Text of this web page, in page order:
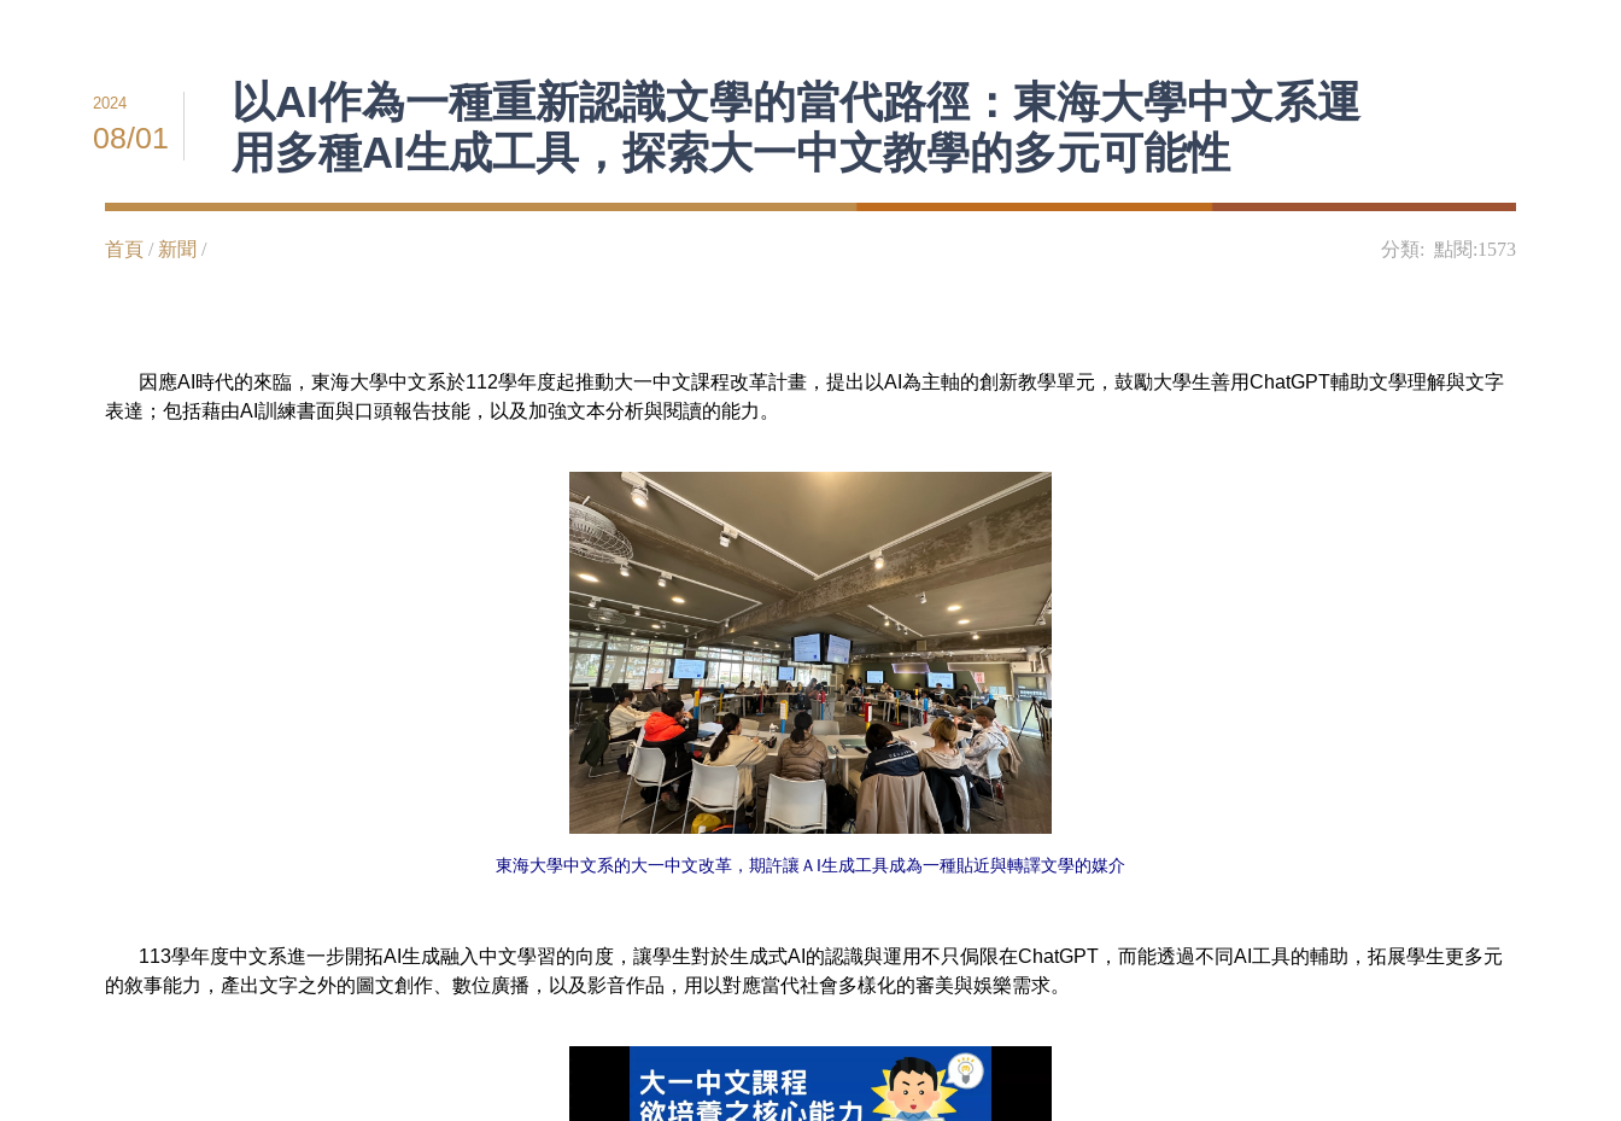
2024
08/01
以AI作為一種重新認識文學的當代路徑：東海大學中文系運
用多種AI生成工具，探索大一中文教學的多元可能性
首頁 / 新聞 / 分類: 點閱:1573
因應AI時代的來臨，東海大學中文系於112學年度起推動大一中文課程改革計畫，提出以AI為主軸的創新教學單元，鼓勵大學生善用ChatGPT輔助文學理解與文字
表達；包括藉由AI訓練書面與口頭報告技能，以及加強文本分析與閱讀的能力。
東海大學中文系的大一中文改革，期許讓ＡI生成工具成為一種貼近與轉譯文學的媒介
113學年度中文系進一步開拓AI生成融入中文學習的向度，讓學生對於生成式AI的認識與運用不只侷限在ChatGPT，而能透過不同AI工具的輔助，拓展學生更多元
的敘事能力，產出文字之外的圖文創作、數位廣播，以及影音作品，用以對應當代社會多樣化的審美與娛樂需求。